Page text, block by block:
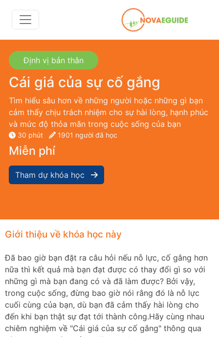
Định vị bản thân
Cái giá của sự cố gắng
Tìm hiểu sâu hơn về những người hoặc những gì bạn
cảm thấy chịu trách nhiệm cho sự hài lòng, hạnh phúc
và mức độ thỏa mãn trong cuộc sống của bạn
30 phút 1901 người đã học
Miễn phí
Tham dự khóa học
Giới thiệu về khóa học này
Đã bao giờ bạn đặt ra câu hỏi nếu nỗ lực, cố gắng hơn
nữa thì kết quả mà bạn đạt được có thay đổi gì so với
những gì mà bạn đang có và đã làm được? Bởi vậy,
trong cuộc sống, đừng bao giờ nói rằng đó là nỗ lực
cuối cùng của bạn, dù bạn đã cảm thấy hài lòng cho
đến khi bạn thật sự đạt tới thành công.Hãy cùng nhau
chiêm nghiệm về "Cái giá của sự cố gắng" thông qua